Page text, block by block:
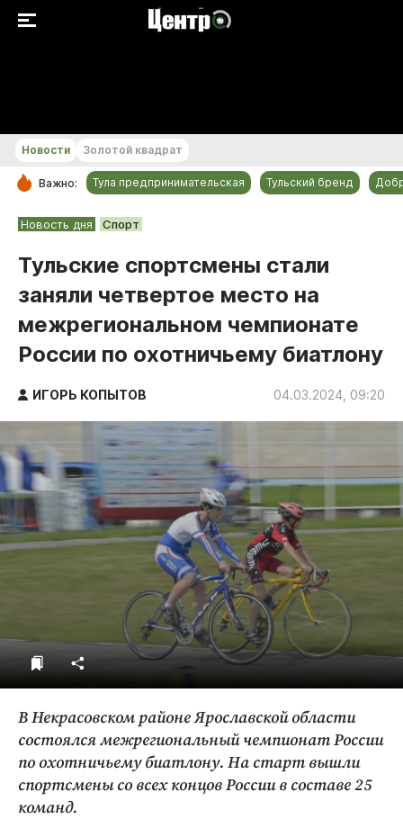
РУБРИКИ
Происшествия
Спорт
Тульский бренд
Тула предпринимательская
Голодный шпион
Новости Золотой квадрат
Важно: Тула предпринимательская Тульский бренд
Новость дня Спорт
Тульские спортсмены стали
заняли четвертое место на
межрегиональном чемпионате
России по охотничьему биатлону
ИГОРЬ КОПЫТОВ 04.03.2024, 09:20
В Некрасовском районе Ярославской области
состоялся межрегиональный чемпионат России
по охотничьему биатлону. На старт вышли
спортсмены со всех концов России в составе 25
команд.